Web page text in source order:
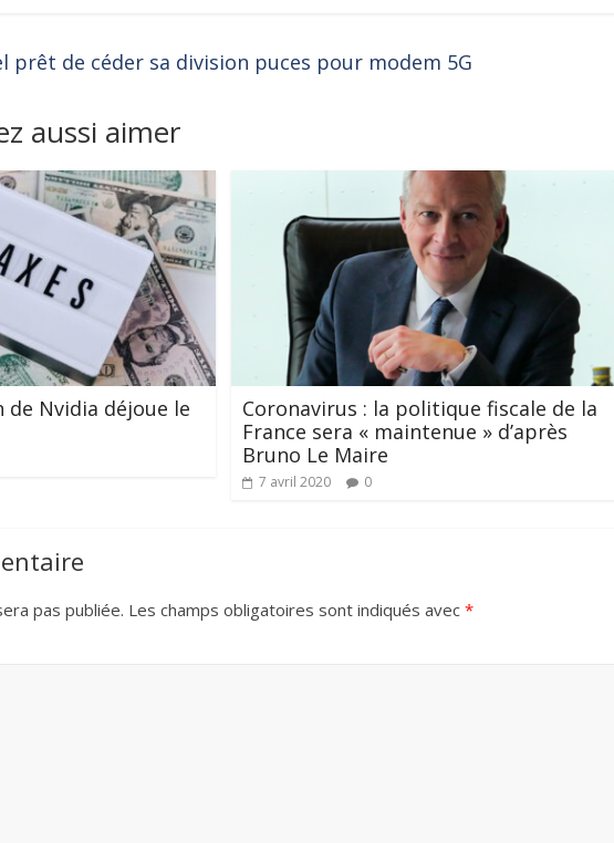
prêt de céder sa division puces pour modem 5G
aussi aimer
Nvidia déjoue le
Coronavirus : la politique fiscale de la
France sera « maintenue » d’après
Bruno Le Maire
7 avril 2020 0
pas publiée. Les champs obligatoires sont indiqués avec *